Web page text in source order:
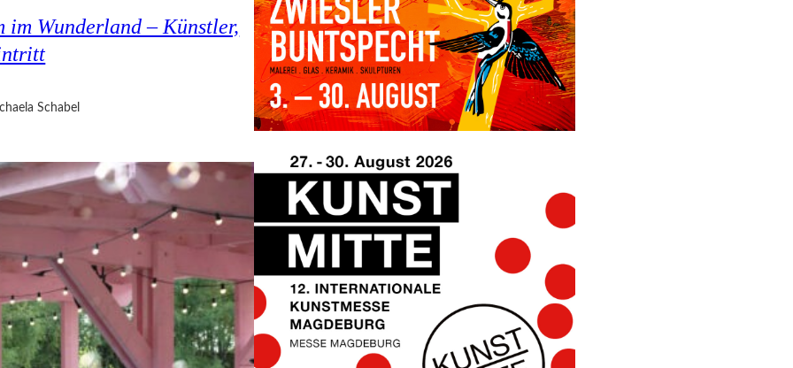
im Wunderland – Künstler,
Schabel